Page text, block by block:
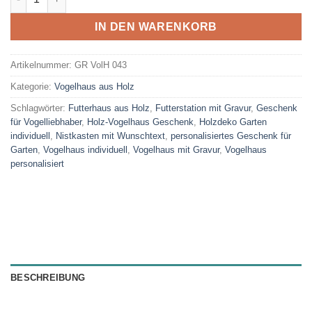
IN DEN WARENKORB
Artikelnummer: GR VolH 043
Kategorie: Vogelhaus aus Holz
Schlagwörter: Futterhaus aus Holz, Futterstation mit Gravur, Geschenk
für Vogelliebhaber, Holz-Vogelhaus Geschenk, Holzdeko Garten
individuell , Nistkasten mit Wunschtext, personalisiertes Geschenk für
Garten, Vogelhaus individuell , Vogelhaus mit Gravur, Vogelhaus
personalisiert
BESCHREIBUNG